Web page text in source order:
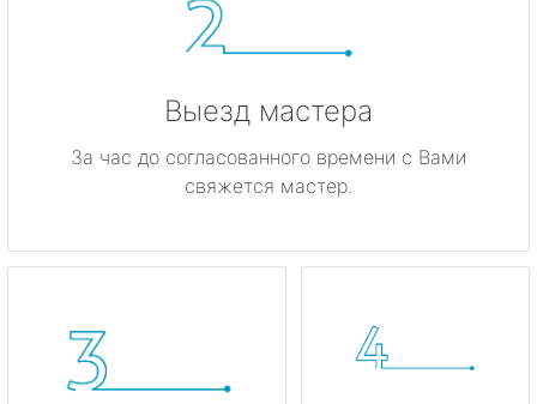
Выезд мастера
За час до согласованного времени с Вами
свяжется мастер.